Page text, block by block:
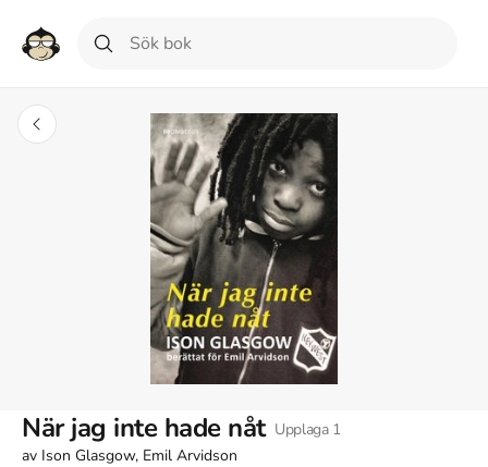
När jag inte hade nåt Upplaga 1
av Ison Glasgow, Emil Arvidson